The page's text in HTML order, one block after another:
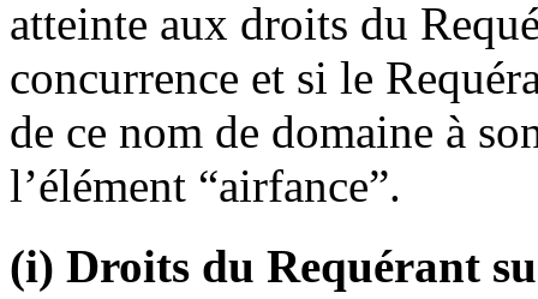
atteinte aux droits du
concurrence et si le
de ce nom de domaine à
l’élément “airfance”.
(i) Droits du Requérant